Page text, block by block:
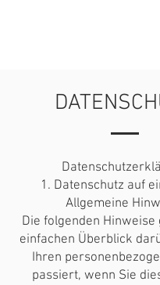
1. Datenschutz auf
Allgemeine
Die folgenden Hinweise
einfachen Überblick
Ihren
passiert, wenn Sie